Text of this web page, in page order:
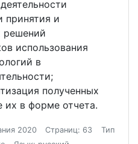
принятия и
решений
использования
в
полученных
их в форме отчета.
2020 Страниц: 63
Тип